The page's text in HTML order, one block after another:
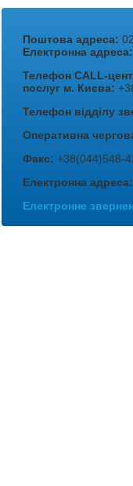
Поштова адреса:
Електронна адреса:
Телефон CALL-
послуг м. Києва:
Телефон відділу
Оперативна
Факс: +38(044)548-
Електронна адреса:
Електронне